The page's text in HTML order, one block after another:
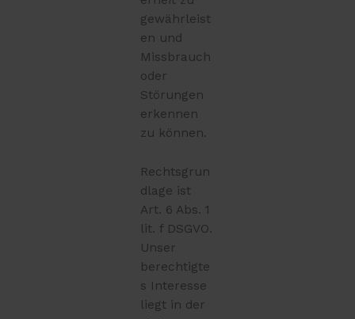
gewährleist
en und
Missbrauch
oder
Störungen
erkennen
zu können.
Rechtsgrun
dlage ist
Art. 6 Abs. 1
lit. f DSGVO.
Unser
berechtigte
s Interesse
liegt in der